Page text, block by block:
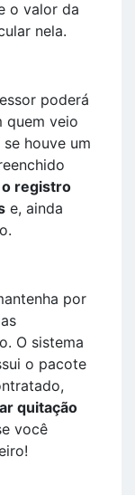
o valor da
nela.
poderá
quem veio
houve um
registro
e, ainda
por
O sistema
o pacote
quitação
você